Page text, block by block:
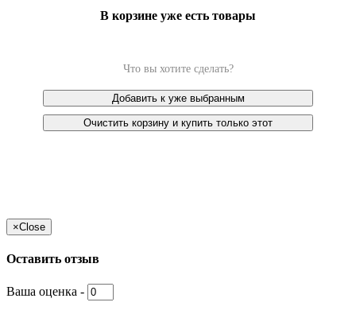
В корзине уже есть товары
Что вы хотите сделать?
Добавить к уже выбранным
Очистить корзину и купить только этот
×Close
Оставить отзыв
Ваша оценка -